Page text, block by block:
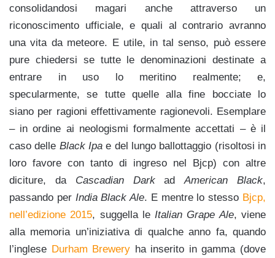
consolidandosi magari anche attraverso un
riconoscimento ufficiale, e quali al contrario avranno
una vita da meteore. E utile, in tal senso, può essere
pure chiedersi se tutte le denominazioni destinate a
entrare in uso lo meritino realmente; e,
specularmente, se tutte quelle alla fine bocciate lo
siano per ragioni effettivamente ragionevoli. Esemplare
– in ordine ai neologismi formalmente accettati – è il
caso delle Black Ipa e del lungo ballottaggio (risoltosi in
loro favore con tanto di ingreso nel Bjcp) con altre
diciture, da Cascadian DarkadAmerican Black,
passando per India Black Ale. E mentre lo stesso Bjcp,
nell’edizione 2015, suggella leItalian Grape Ale, viene
alla memoria un’iniziativa di qualche anno fa, quando
l’inglese Durham Brewery ha inserito in gamma (dove